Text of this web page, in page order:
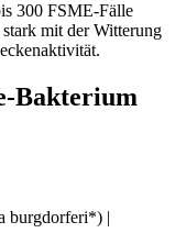
300 FSME-Fälle
mit der Witterung
Bakterium
burgdorferi*) |